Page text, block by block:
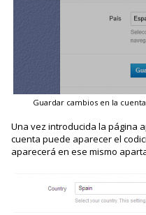
Guardar cambios en la
Una vez introducida la página
cuenta puede aparecer el
aparecerá en ese mismo